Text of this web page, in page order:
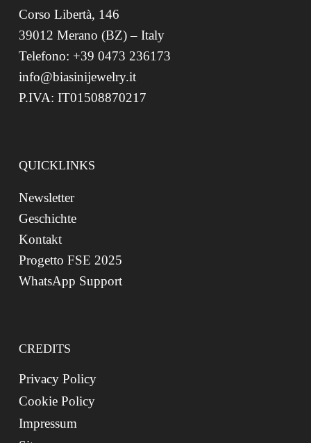
Corso Libertà, 146
39012 Merano (BZ) – Italy
Telefono: +39 0473 236173
info@biasinijewelry.it
P.IVA: IT01508870217
QUICKLINKS
Newsletter
Geschichte
Kontakt
Progetto FSE 2025
WhatsApp Support
CREDITS
Privacy Policy
Cookie Policy
Impressum